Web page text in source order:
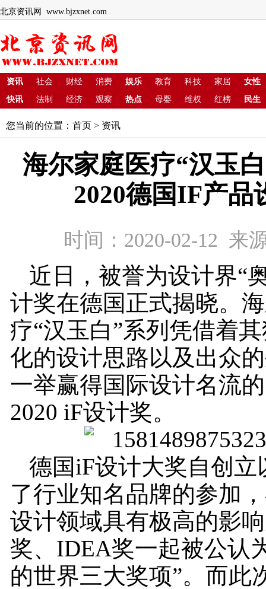
北京资讯网 www.bjzxnet.com
资讯 社会 财经 消费 娱乐 教育 科技 家居
女性
快讯
法制 经济 观察 热点 母婴 维权 红榜 民生
您当前的位置： 首页 > 资讯
海尔家庭医疗“汉玉
2020德国IF产品
时间：2020-02-12 来
近日，被誉为设计界“
计奖在德国正式揭晓。
疗“汉玉白”系列凭借着
化的设计思路以及出众
一举赢得国际设计名流
2020 iF设计奖。
德国iF设计大奖自创立
了行业知名品牌的参加
设计领域具有极高的影
奖、IDEA奖一起被公认
的世界三大奖项”。而此